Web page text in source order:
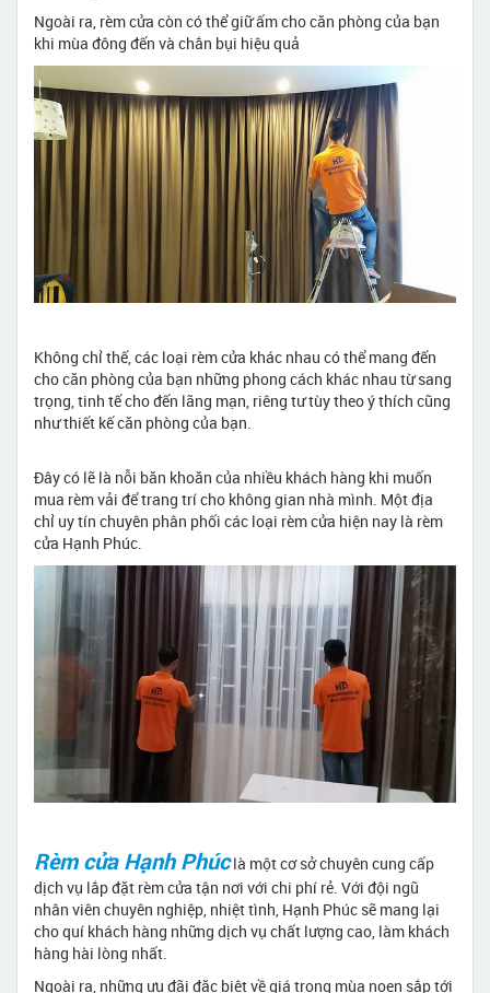
Ngoài ra, rèm cửa còn có thể giữ ấm cho căn phòng của bạn
khi mùa đông đến và chắn bụi hiệu quả
Không chỉ thế, các loại rèm cửa khác nhau có thể mang đến
cho căn phòng của bạn những phong cách khác nhau từ sang
trọng, tinh tế cho đến lãng mạn, riêng tư tùy theo ý thích cũng
như thiết kế căn phòng của bạn.
Đây có lẽ là nỗi băn khoăn của nhiều khách hàng khi muốn
mua rèm vải để trang trí cho không gian nhà mình. Một địa
chỉ uy tín chuyên phân phối các loại rèm cửa hiện nay là rèm
cửa Hạnh Phúc.
Rèm cửa Hạnh Phúclà một cơ sở chuyên cung cấp
dịch vụ lắp đặt rèm cửa tận nơi với chi phí rẻ. Với đội ngũ
nhân viên chuyên nghiệp, nhiệt tình, Hạnh Phúc sẽ mang lại
cho quí khách hàng những dịch vụ chất lượng cao, làm khách
hàng hài lòng nhất.
Ngoài ra, những ưu đãi đặc biệt về giá trong mùa noen sắp tới